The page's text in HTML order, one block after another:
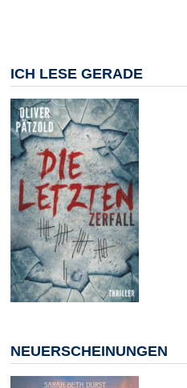
ICH LESE GERADE
NEUERSCHEINUNGEN